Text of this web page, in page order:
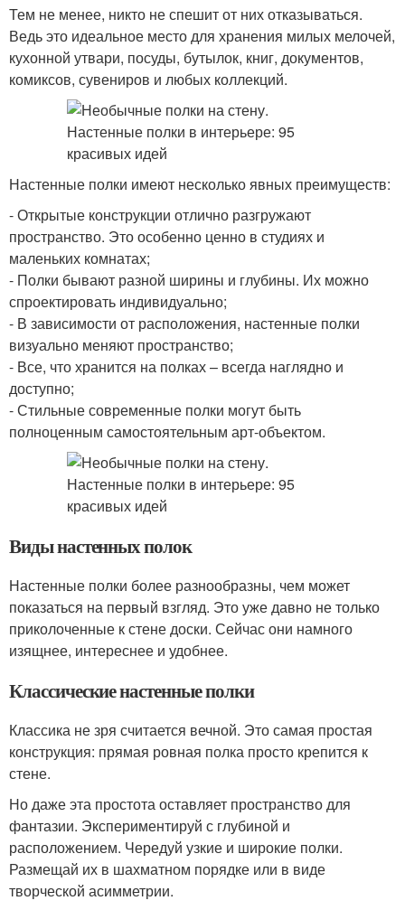
Тем не менее, никто не спешит от них отказываться.
Ведь это идеальное место для хранения милых мелочей,
кухонной утвари, посуды, бутылок, книг, документов,
комиксов, сувениров и любых коллекций.
Настенные полки имеют несколько явных преимуществ:
- Открытые конструкции отлично разгружают
пространство. Это особенно ценно в студиях и
маленьких комнатах;
- Полки бывают разной ширины и глубины. Их можно
спроектировать индивидуально;
- В зависимости от расположения, настенные полки
визуально меняют пространство;
- Все, что хранится на полках – всегда наглядно и
доступно;
- Стильные современные полки могут быть
полноценным самостоятельным арт-объектом.
Виды настенных полок
Настенные полки более разнообразны, чем может
показаться на первый взгляд. Это уже давно не только
приколоченные к стене доски. Сейчас они намного
изящнее, интереснее и удобнее.
Классические настенные полки
Классика не зря считается вечной. Это самая простая
конструкция: прямая ровная полка просто крепится к
стене.
Но даже эта простота оставляет пространство для
фантазии. Экспериментируй с глубиной и
расположением. Чередуй узкие и широкие полки.
Размещай их в шахматном порядке или в виде
творческой асимметрии.